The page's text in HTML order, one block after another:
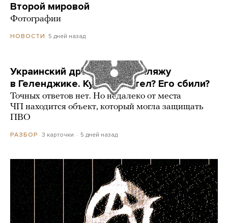
Второй мировой
Фотографии
НОВОСТИ 5 дней назад
Украинский дрон попал по пляжу
в Геленджике. Куда он летел? Его сбили?
Точных ответов нет. Но недалеко от места
ЧП находится объект, который могла защищать
ПВО
РАЗБОР 3 карточки 5 дней назад